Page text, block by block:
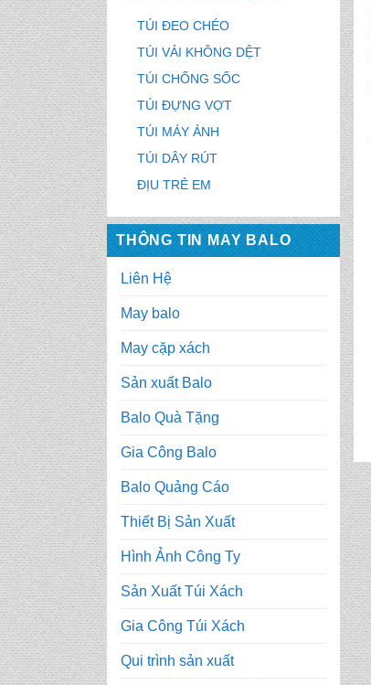
TÚI ĐEO CHÉO
TÚI VẢI KHÔNG DỆT
TÚI CHỐNG SỐC
TÚI ĐỰNG VỢT
TÚI MÁY ẢNH
TÚI DÂY RÚT
ĐỊU TRẺ EM
THÔNG TIN MAY BALO
Liên Hệ
May balo
May cặp xách
Sản xuất Balo
Balo Quà Tặng
Gia Công Balo
Balo Quảng Cáo
Thiết Bị Sản Xuất
Hình Ảnh Công Ty
Sản Xuất Túi Xách
Gia Công Túi Xách
Qui trình sản xuất